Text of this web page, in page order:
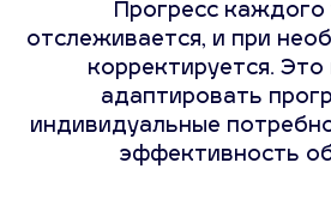
Прогресс каждого
отслеживается, и при
корректируется. Это
адаптировать
индивидуальные
эффективность